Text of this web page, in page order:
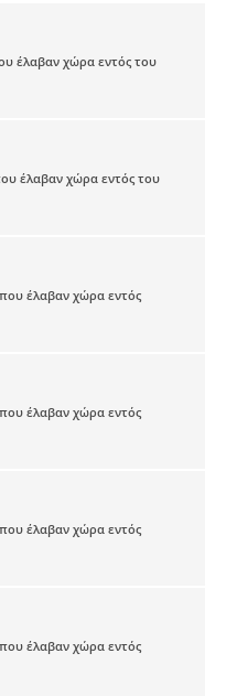
έλαβαν χώρα εντός του
έλαβαν χώρα εντός του
έλαβαν χώρα εντός
έλαβαν χώρα εντός
έλαβαν χώρα εντός
έλαβαν χώρα εντός